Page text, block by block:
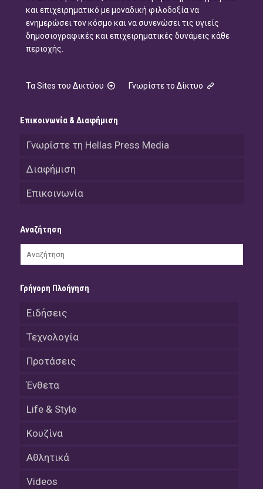
και επιχειρηματικό με μοναδική φιλοδοξία να
ενημερώσει τον κόσμο και να συνενώσει τις υγιείς
δημοσιογραφικές και επιχειρηματικές δυνάμεις κάθε
περιοχής.
Τα Sites του Δικτύου Γνωρίστε το Δίκτυο
Επικοινωνία & Διαφήμιση
Γνωρίστε τη Hellas Press Media
Διαφήμιση
Επικοινωνία
Αναζήτηση
Γρήγορη Πλοήγηση
Ειδήσεις
Τεχνολογία
Προτάσεις
Ένθετα
Life & Style
Κουζίνα
Αθλητικά
Videos